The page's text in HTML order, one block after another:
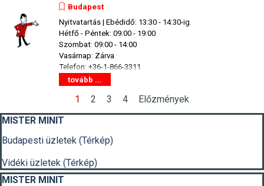
Budapest
Nyitvatartás | Ebédidő: 13:30 - 14:30-ig.
Hétfő - Péntek: 09:00 - 19:00
Szombat: 09:00 - 14:00
Vasárnap: Zárva
Telefon: +36-1-866-3311
tovább ...
Jelenlegi oldal:
1 Ugrás az oldalra:
2 Ugrás az oldalra:
3 Ugrás az oldalra:
4
Előzmények
Kihagy blokk MISTER MINIT
MISTER MINIT
Budapesti üzletek (Térkép)
Vidéki üzletek (Térkép)
Kihagy blokk MISTER MINIT
MISTER MINIT